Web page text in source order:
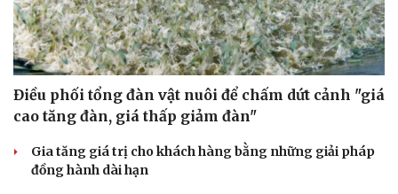
Điều phối tổng đàn vật nuôi để chấm dứt cảnh "giá
cao tăng đàn, giá thấp giảm đàn"
Gia tăng giá trị cho khách hàng bằng những giải pháp
đồng hành dài hạn